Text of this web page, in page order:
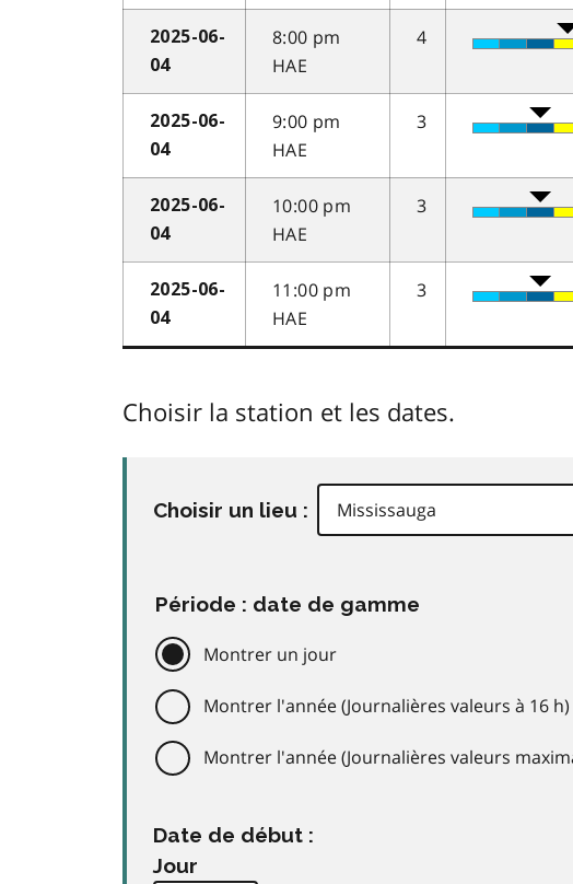
2025-06-
04
8:00 pm
HAE
4
2025-06-
04
9:00 pm
HAE
3
2025-06-
04
10:00 pm
HAE
3
2025-06-
04
11:00 pm
HAE
3
Choisir la station et les dates.
Choisir un lieu :
Période : date de gamme
Montrer un jour
Montrer l'année (Journalières valeurs à 16 h)
Montrer l'année (Journalières valeurs
Date de début :
Jour